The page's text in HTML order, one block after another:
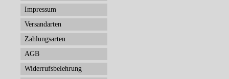
Impressum
Versandarten
Zahlungsarten
AGB
Widerrufsbelehrung